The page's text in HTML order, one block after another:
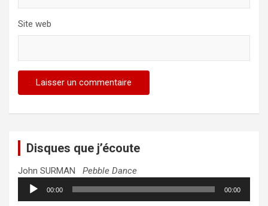
Site web
Disques que j’écoute
John SURMAN Pebble Dance
Lecteur
audio
00:00 00:00